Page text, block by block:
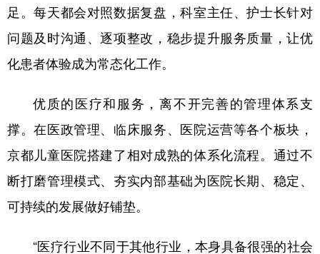
足。每天都会对照数据复盘，科室主任、护士长针对
问题及时沟通、逐项整改，稳步提升服务质量，让优
化患者体验成为常态化工作。
优质的医疗和服务，离不开完善的管理体系支
撑。在医政管理、临床服务、医院运营等各个板块，
京都儿童医院搭建了相对成熟的体系化流程。通过不
断打磨管理模式、夯实内部基础为医院长期、稳定、
可持续的发展做好铺垫。
“医疗行业不同于其他行业，本身具备很强的社会